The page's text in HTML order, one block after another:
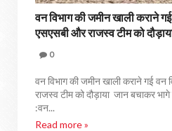
वन विभाग की जमीन खाली कराने
एसएसबी और राजस्व टीम को
0
वन विभाग की जमीन खाली कराने गई वन
राजस्व टीम को दौड़ाया जान बचाकर
:वन...
Read more »